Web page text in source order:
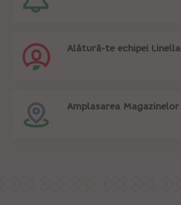
Alătură-te echipei Linella
Amplasarea Magazinelor